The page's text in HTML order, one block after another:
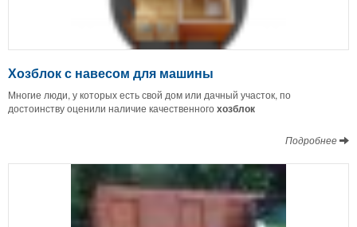
Хозблок с навесом для машины
Многие люди, у которых есть свой дом или дачный участок, по
достоинству оценили наличие качественногохозблок
Подробнее